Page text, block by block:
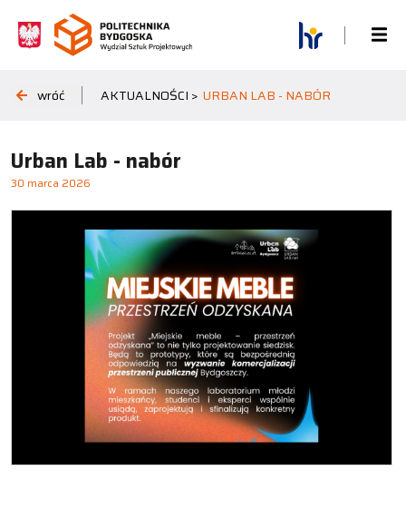
wróć AKTUALNOŚCI > URBAN LAB - NABÓR
Urban Lab - nabór
30 marca 2026